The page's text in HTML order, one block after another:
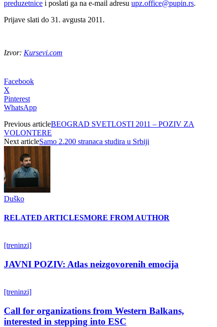
preduzetnice i poslati ga na e-mail adresu upz.office@pupin.rs.
Prijave slati do 31. avgusta 2011.
Izvor: Kursevi.com
Facebook
X
Pinterest
WhatsApp
Previous articleBEOGRAD SVETLOSTI 2011 – POZIV ZA
VOLONTERE
Next articleSamo 2.200 stranaca studira u Srbiji
Duško
RELATED ARTICLESMORE FROM AUTHOR
[treninzi]
JAVNI POZIV: Atlas neizgovorenih emocija
[treninzi]
Call for organizations from Western Balkans,
interested in stepping into ESC